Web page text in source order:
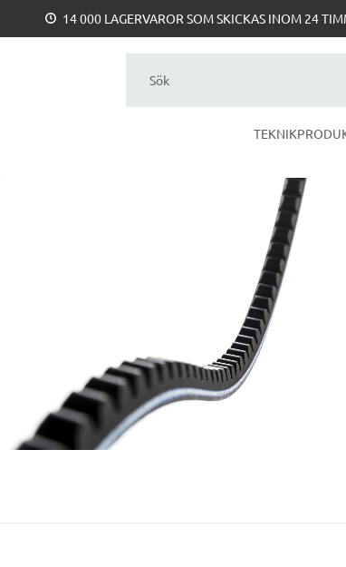
14 000 LAGERVAROR SOM SKICKAS INOM 24